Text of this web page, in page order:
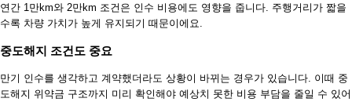
연간 1만km와 2만km 조건은 인수 비용에도 영향을 줍니다. 주행거리가 짧을
수록 차량 가치가 높게 유지되기 때문이에요.
중도해지 조건도 중요
만기 인수를 생각하고 계약했더라도 상황이 바뀌는 경우가 있습니다. 이때 중
도해지 위약금 구조까지 미리 확인해야 예상치 못한 비용 부담을 줄일 수 있어